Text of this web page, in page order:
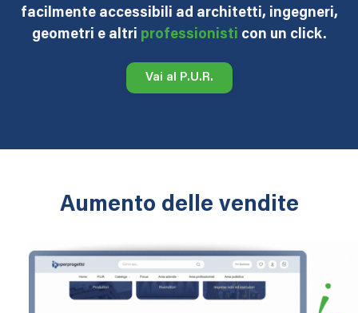
facilmente accessibili ad architetti, ingegneri,
geometri e altri professionisti con un click.
Vai al P.U.R.
Aumento delle vendite